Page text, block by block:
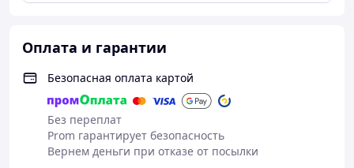
Оплата и гарантии
Безопасная оплата картой
Без переплат
Prom гарантирует безопасность
Вернем деньги при отказе от посылки